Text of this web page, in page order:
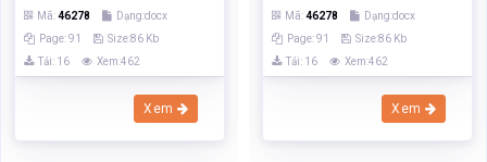
Mã:46278
Dạng:docx
Page: 91
Size:86 Kb
Tải: 16
Xem:462
Xem
Mã:46278
Dạng:docx
Page: 91
Size:86 Kb
Tải: 16
Xem:462
Xem